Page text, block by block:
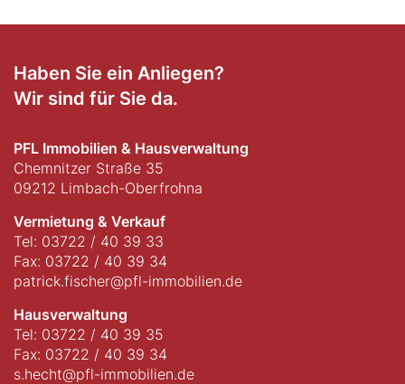
Haben Sie ein Anliegen?
Wir sind für Sie da.
PFL Immobilien & Hausverwaltung
Chemnitzer Straße 35
09212 Limbach-Oberfrohna
Vermietung & Verkauf
Tel: 03722 / 40 39 33
Fax: 03722 / 40 39 34
patrick.fischer@pfl-immobilien.de
Hausverwaltung
Tel: 03722 / 40 39 35
Fax: 03722 / 40 39 34
s.hecht@pfl-immobilien.de